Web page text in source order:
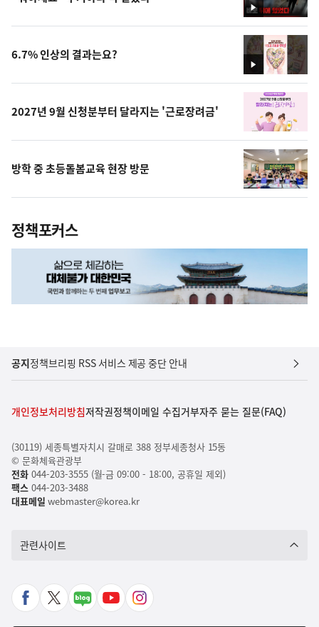
영
상
영
상
6.7% 인상의 결과는요?
2027년 9월 신청분부터 달라지는 '근로장려금'
방학 중 초등돌봄교육 현장 방문
정책포커스
공지정책브리핑 RSS 서비스 제공 중단 안내
개인정보처리방침저작권정책이메일 수집거부자주 묻는 질문(FAQ)
(30119) 세종특별자치시 갈매로 388 정부세종청사 15동
© 문화체육관광부
전화044-203-3555 (월-금 09:00 - 18:00, 공휴일 제외)
팩스 044-203-3488
대표메일 webmaster@korea.kr
관련사이트
페
X
네
유
인